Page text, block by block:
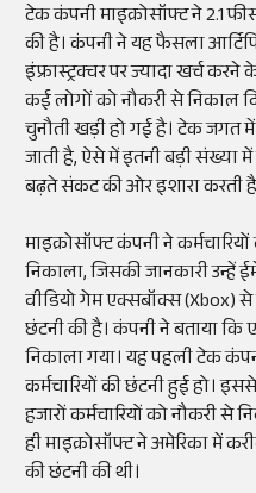
टेक कंपनी माइक्रोसॉफ्ट ने 2.1
की है। कंपनी ने यह फैसला
इंफ्रास्ट्रक्चर पर ज्यादा खर्च
कई लोगों को नौकरी से निकाल
चुनौती खड़ी हो गई है। टेक जगत
जाती है, ऐसे में इतनी बड़ी संख्या
बढ़ते संकट की ओर इशारा करती
माइक्रोसॉफ्ट कंपनी ने
निकाला, जिसकी जानकारी उन्हें
वीडियो गेम एक्सबॉक्स (Xbox) से
छंटनी की है। कंपनी ने बताया कि
निकाला गया। यह पहली टेक
कर्मचारियों की छंटनी हुई हो।
हजारों कर्मचारियों को नौकरी
ही माइक्रोसॉफ्ट ने अमेरिका में
की छंटनी की थी।